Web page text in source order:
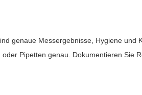
genaue Messergebnisse, Hygiene und
Pipetten genau. Dokumentieren Sie